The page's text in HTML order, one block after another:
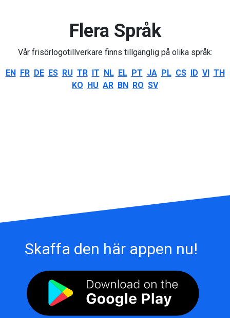
Flera Språk
Vår frisörlogotillverkare finns tillgänglig på olika språk:
EN FR DE ES RU TR IT NL EL PT JA PL CS ID VI TH
KO HU AR BN RO SV
Skaffa den här appen nu!